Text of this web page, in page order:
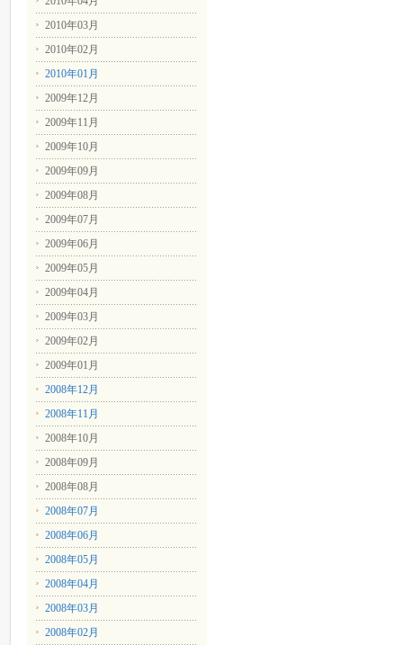
2010年03月
2010年02月
2010年01月
2009年12月
2009年11月
2009年10月
2009年09月
2009年08月
2009年07月
2009年06月
2009年05月
2009年04月
2009年03月
2009年02月
2009年01月
2008年12月
2008年11月
2008年10月
2008年09月
2008年08月
2008年07月
2008年06月
2008年05月
2008年04月
2008年03月
2008年02月